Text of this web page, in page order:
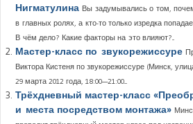
Нигматулина Вы задумывались о том,
в главных ролях, а кто-то только изредка
В чём дело? Какие факторы на это влияют?...
Мастер-класс по звукорежиссуре
Виктора Кистеня по звукорежиссуре (Минск,
29 марта 2012 года, 18:00—21:00....
Трёхдневный мастер-класс
и места посредством монтажа»